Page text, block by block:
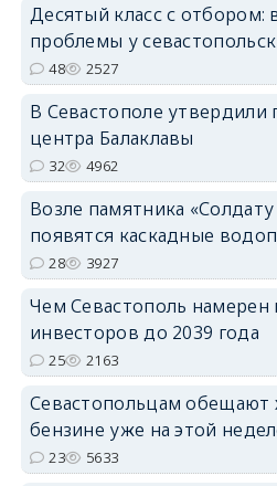
Десятый класс с отбором:
проблемы у
48 2527
В Севастополе утвердили
центра Балаклавы
32 4962
Возле памятника
появятся каскадные
28 3927
Чем Севастополь намерен
инвесторов до 2039 года
25 2163
Севастопольцам обещают
бензине уже на этой
23 5633